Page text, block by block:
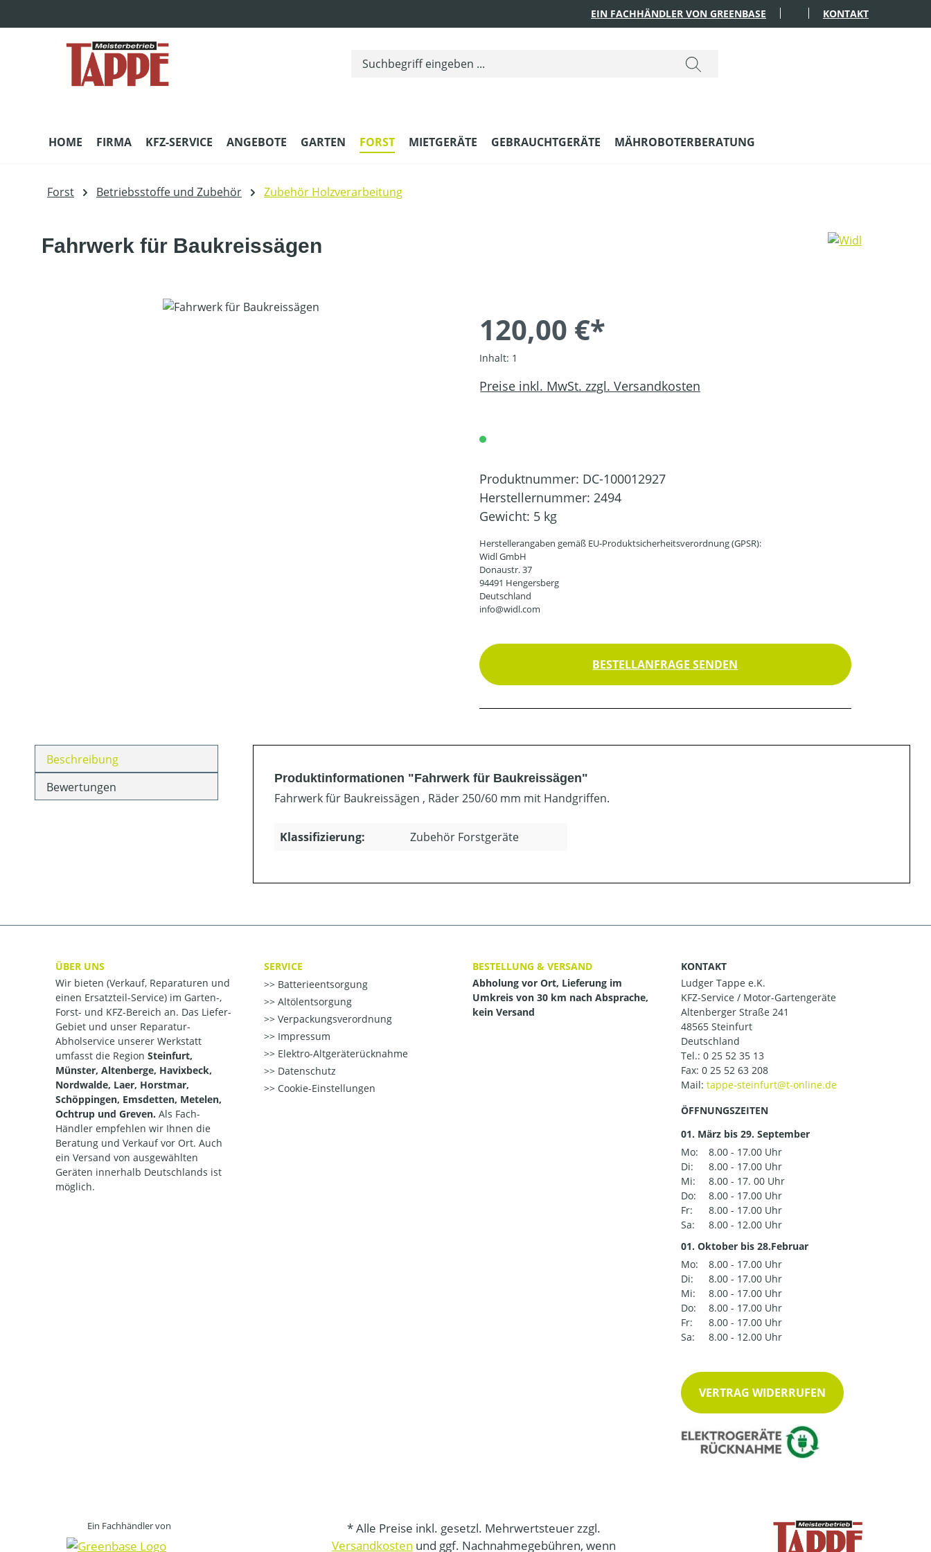
EIN FACHHÄNDLER VON GREENBASE KONTAKT
HOME FIRMA KFZ-SERVICE ANGEBOTE GARTEN FORST MIETGERÄTE GEBRAUCHTGERÄTE MÄHROBOTERBERATUNG
Forst Betriebsstoffe und Zubehör Zubehör Holzverarbeitung
Fahrwerk für Baukreissägen
Bildergalerie überspringen
120,00 €*
Inhalt: 1
Preise inkl. MwSt. zzgl. Versandkosten
Produktnummer: DC-100012927
Herstellernummer: 2494
Gewicht: 5 kg
Herstellerangaben gemäß EU-Produktsicherheitsverordnung (GPSR):
Widl GmbH
Donaustr. 37
94491 Hengersberg
Deutschland
info@widl.com
BESTELLANFRAGE SENDEN
Beschreibung
Bewertungen
Produktinformationen "Fahrwerk für Baukreissägen"
Fahrwerk für Baukreissägen , Räder 250/60 mm mit Handgriffen.
Klassifizierung: Zubehör Forstgeräte
ÜBER UNS
Wir bieten (Verkauf, Reparaturen und
einen Ersatzteil-Service) im Garten-,
Forst- und KFZ-Bereich an. Das Liefer-
Gebiet und unser Reparatur-
Abholservice unserer Werkstatt
umfasst die Region Steinfurt,
Münster, Altenberge, Havixbeck,
Nordwalde, Laer, Horstmar,
Schöppingen, Emsdetten, Metelen,
Ochtrup und Greven. Als Fach-
Händler empfehlen wir Ihnen die
Beratung und Verkauf vor Ort. Auch
ein Versand von ausgewählten
Geräten innerhalb Deutschlands ist
möglich.
SERVICE
Batterieentsorgung
Altölentsorgung
Verpackungsverordnung
Impressum
Elektro-Altgeräterücknahme
Datenschutz
Cookie-Einstellungen
BESTELLUNG & VERSAND
Abholung vor Ort, Lieferung im
Umkreis von 30 km nach Absprache,
kein Versand
KONTAKT
Ludger Tappe e.K.
KFZ-Service / Motor-Gartengeräte
Altenberger Straße 241
48565 Steinfurt
Deutschland
Tel.: 0 25 52 35 13
Fax: 0 25 52 63 208
Mail:
ÖFFNUNGSZEITEN
01. März bis 29. September
Mo:
8.00 - 17.00 Uhr
Di:
8.00 - 17.00 Uhr
Mi:
8.00 - 17. 00 Uhr
Do:
8.00 - 17.00 Uhr
Fr:
8.00 - 17.00 Uhr
Sa:
8.00 - 12.00 Uhr
01. Oktober bis 28.Februar
Mo:
8.00 - 17.00 Uhr
Di:
8.00 - 17.00 Uhr
Mi:
8.00 - 17.00 Uhr
Do:
8.00 - 17.00 Uhr
Fr:
8.00 - 17.00 Uhr
Sa:
8.00 - 12.00 Uhr
VERTRAG WIDERRUFEN
Ein Fachhändler von
* Alle Preise inkl. gesetzl. Mehrwertsteuer zzgl.
Versandkosten und ggf. Nachnahmegebühren, wenn